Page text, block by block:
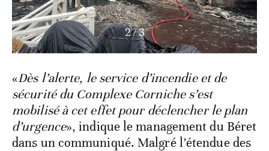
3/3
«Dès l’alerte, le service d’incendie et de
sécurité du Complexe Corniche s’est
mobilisé à cet effet pour déclencher le plan
d’urgence», indique le management du Béret
dans un communiqué. Malgré l’étendue des